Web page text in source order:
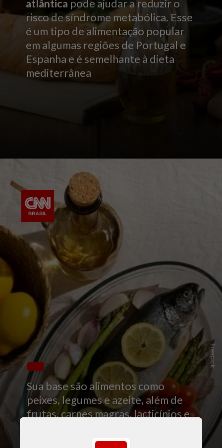
atlântica pode ajudar a reduzir o
risco de síndrome metabólica. Esse
é um tipo de alimentação popular
em algumas regiões de Portugal e
Espanha e é semelhante à dieta
mediterrânea
Sua base são alimentos como
peixes, legumes e azeite, além de
frutas, carnes magras, lacticínios e
Freepick